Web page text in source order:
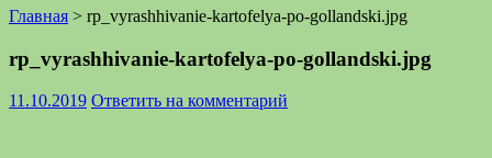
Главная > rp_vyrashhivanie-kartofelya-po-gollandski.jpg
rp_vyrashhivanie-kartofelya-po-gollandski.jpg
11.10.2019 Ответить на комментарий